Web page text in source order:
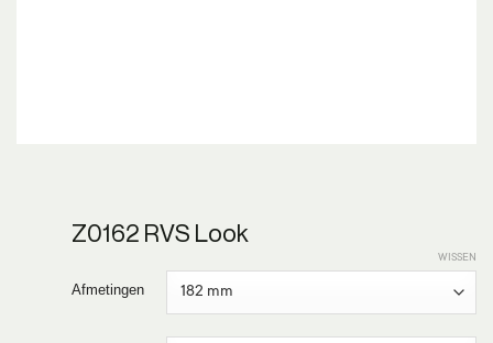
Z0162 RVS Look
Afmetingen
WISSEN